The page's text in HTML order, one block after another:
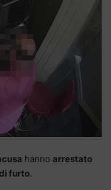
hanno arrestato
furto.